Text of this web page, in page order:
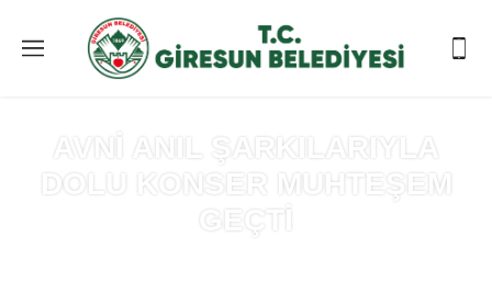
AVNİ ANIL ŞARKILARIYLA
DOLU KONSER MUHTEŞEM
GEÇTİ